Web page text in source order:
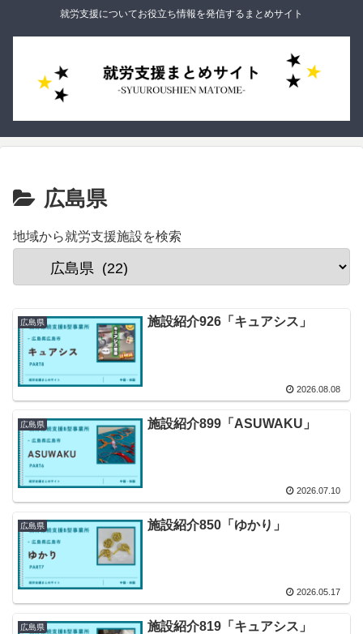
就労支援についてお役立ち情報を発信するまとめサイト
広島県
地域から就労支援施設を検索
広島県 施設紹介926「キュアシス」
2026.08.08
広島県 施設紹介899「ASUWAKU」
2026.07.10
広島県 施設紹介850「ゆかり」
2026.05.17
広島県 施設紹介819「キュアシス」